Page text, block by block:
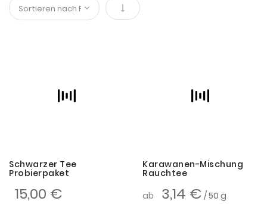
In absteigender Reihenfolge
Schwarzer Tee
Probierpaket
15,00 €
Karawanen-Mischung
Rauchtee
ab
3,14 € / 50 g